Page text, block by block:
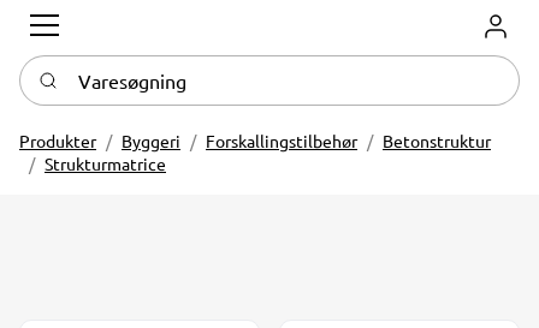
Log
Varesøgning
Produkter Byggeri Forskallingstilbehør
Betonstruktur
Strukturmatrice